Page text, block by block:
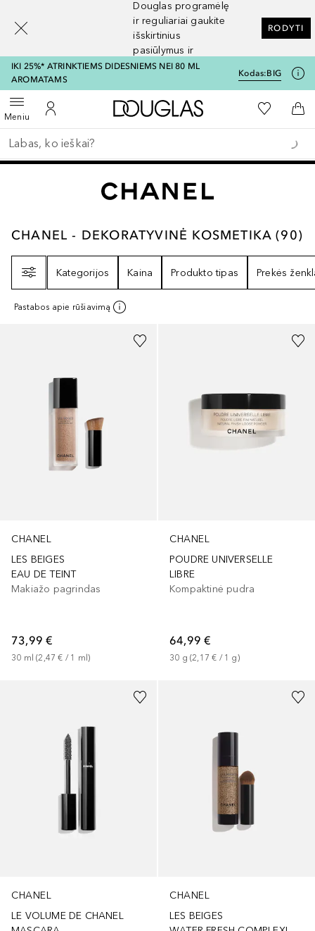
Douglas programėlę
ir reguliariai gaukite
išskirtinius
pasiūlymus ir
nuolaidas
RODYTI
IKI 25%* ATRINKTIEMS DIDESNIEMS NEI 80 ML
AROMATAMS
Kodas:BIG
MeniuAtidaryti meniuĮ mano paskyrą
Į Douglas pagrindinį
Į mano
Į
Grįžk atgal
Vykdykite paiešką
CHANEL - DEKORATYVINĖ KOSMETIKA90
CHANEL - DEKORATYVINĖ KOSMETIKA (90)
Kategorijos
Kaina Produkto tipas Prekės
Pastabos apie rūšiavimą
CHANEL
LES BEIGES
EAU DE TEINT
Makiažo pagrindas
73,99 €
30 ml (2,47 € / 1 ml)
CHANEL
POUDRE UNIVERSELLE
LIBRE
Kompaktinė pudra
64,99 €
30 g (2,17 € / 1 g)
CHANEL
LE VOLUME DE CHANEL
CHANEL
LES BEIGES
+2
[navigation.slideout.screenreader]